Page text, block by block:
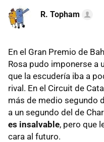
R. Topham
En el Gran Premio de
Rosa pudo imponerse a
que la escudería iba a
rival. En el Circuit de
más de medio segundo
a un segundo del de
es insalvable, pero que
cara al futuro.